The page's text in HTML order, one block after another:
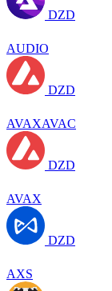
DZD
AUDIO
DZD
AVAXAVAC
DZD
AVAX
DZD
AXS